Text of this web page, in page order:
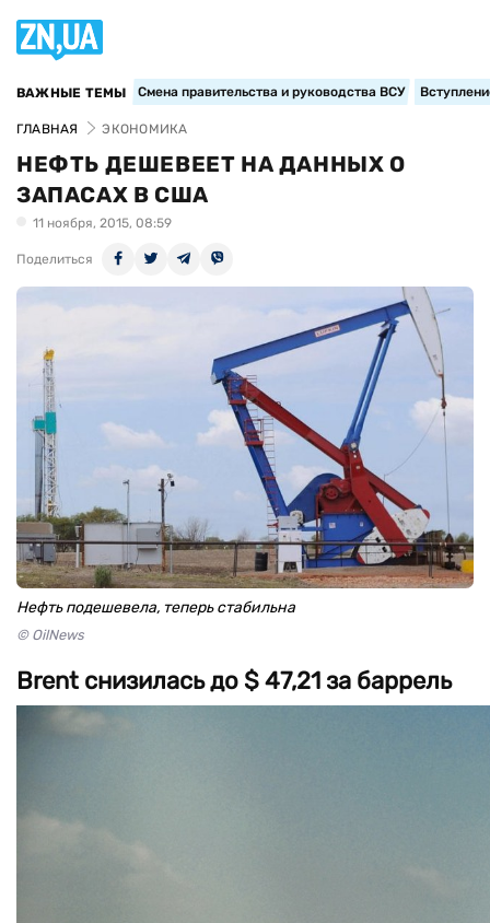
ВАЖНЫЕ ТЕМЫ Смена правительства и руководства ВСУ
ГЛАВНАЯ ЭКОНОМИКА
НЕФТЬ ДЕШЕВЕЕТ НА ДАННЫХ О
ЗАПАСАХ В США
11 ноября, 2015, 08:59
Поделиться
Нефть подешевела, теперь стабильна
© OilNews
Brent снизилась до $ 47,21 за баррель